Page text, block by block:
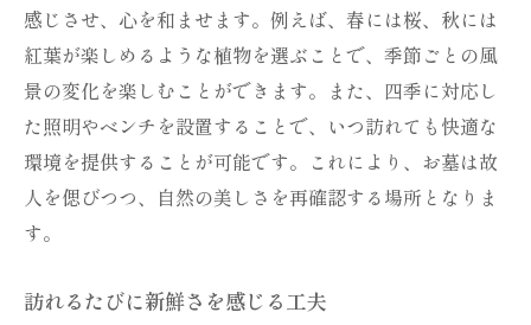
感じさせ、心を和ませます。例えば、春には桜、秋には
紅葉が楽しめるような植物を選ぶことで、季節ごとの風
景の変化を楽しむことができます。また、四季に対応し
た照明やベンチを設置することで、いつ訪れても快適な
環境を提供することが可能です。これにより、お墓は故
人を偲びつつ、自然の美しさを再確認する場所となりま
す。
訪れるたびに新鮮さを感じる工夫